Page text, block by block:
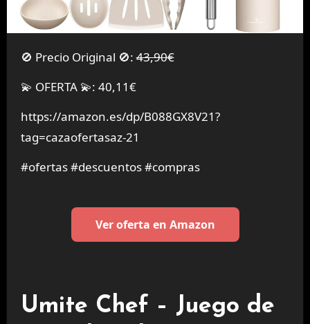
🚫 Precio Original 🚫:43,90€
💫 OFERTA 💫: 40,11€
https://amazon.es/dp/B088GX8V21?
tag=cazaofertasaz-21
#ofertas #descuentos #compras
Ver oferta en Amazon
Umite Chef – Juego de